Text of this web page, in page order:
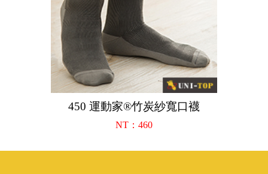
450 運動家®竹炭紗寬口襪
NT：460